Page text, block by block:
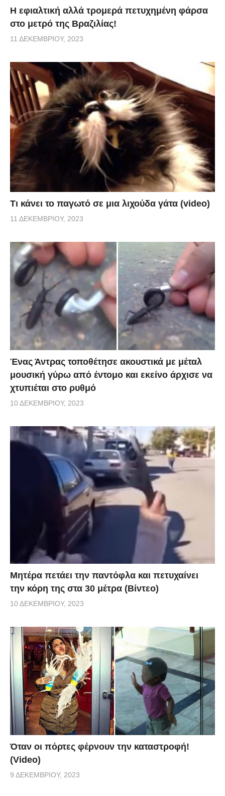
H εφιαλτική αλλά τρομερά πετυχημένη φάρσα
στο μετρό της Βραζιλίας!
11 ΔΕΚΕΜΒΡΊΟΥ, 2023
Τι κάνει το παγωτό σε μια λιχούδα γάτα (video)
11 ΔΕΚΕΜΒΡΊΟΥ, 2023
Ένας Άντρας τοποθέτησε ακουστικά με μέταλ
μουσική γύρω από έντομο και εκείνο άρχισε να
χτυπιέται στο ρυθμό
10 ΔΕΚΕΜΒΡΊΟΥ, 2023
Μητέρα πετάει την παντόφλα και πετυχαίνει
την κόρη της στα 30 μέτρα (Βίντεο)
10 ΔΕΚΕΜΒΡΊΟΥ, 2023
Όταν οι πόρτες φέρνουν την καταστροφή!
(Video)
9 ΔΕΚΕΜΒΡΊΟΥ, 2023